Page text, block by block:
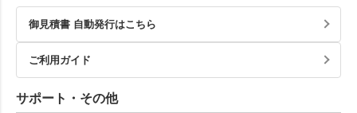
御見積書 自動発行はこちら
ご利用ガイド
サポート・その他